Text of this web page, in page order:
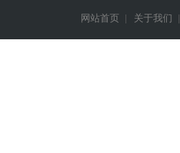
网站首页 关于我们